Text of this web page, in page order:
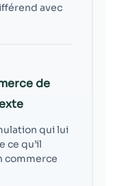
avec
de
qui lui
ce qu’il
commerce